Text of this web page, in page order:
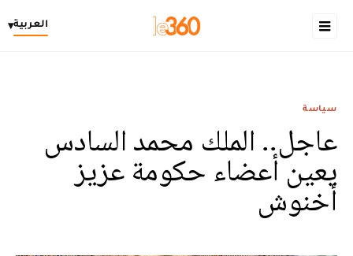
العربية▾
سياسة
عاجل.. الملك محمد السادس
يعين أعضاء حكومة عزيز
أخنوش